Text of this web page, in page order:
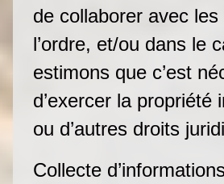
de collaborer avec
l’ordre, et/ou dans le
estimons que c’est
d’exercer la propriété
ou d’autres droits
Collecte